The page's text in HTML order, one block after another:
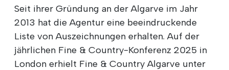
Seit ihrer Gründung an der Algarve im Jahr
2013 hat die Agentur eine beeindruckende
Liste von Auszeichnungen erhalten. Auf der
jährlichen Fine & Country-Konferenz 2025 in
London erhielt Fine & Country Algarve unter